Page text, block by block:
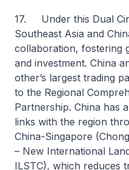
17. Under this Dual
Southeast Asia and
collaboration, fostering
and investment. China
other’s largest trading
to the Regional
Partnership. China has
links with the region
China-Singapore
– New International
ILSTC), which reduces